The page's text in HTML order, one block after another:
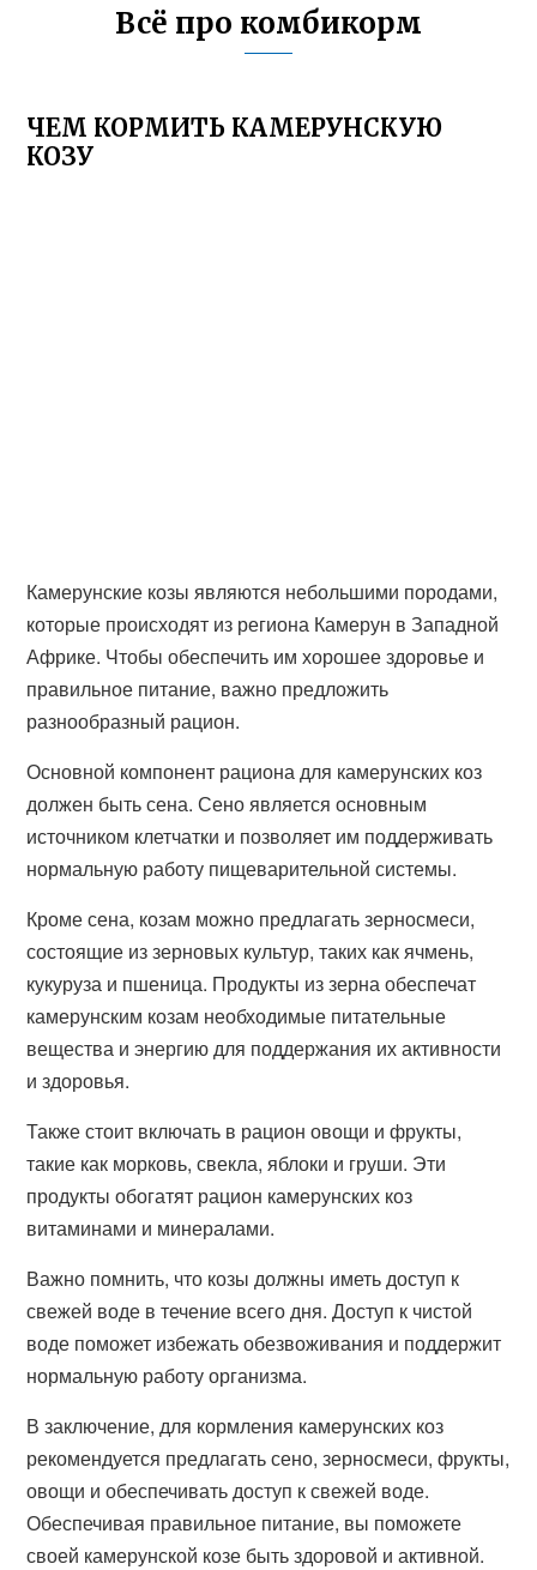
Всё про комбикорм
ЧЕМ КОРМИТЬ КАМЕРУНСКУЮ
КОЗУ
Камерунские козы являются небольшими породами,
которые происходят из региона Камерун в Западной
Африке. Чтобы обеспечить им хорошее здоровье и
правильное питание, важно предложить
разнообразный рацион.
Основной компонент рациона для камерунских коз
должен быть сена. Сено является основным
источником клетчатки и позволяет им поддерживать
нормальную работу пищеварительной системы.
Кроме сена, козам можно предлагать зерносмеси,
состоящие из зерновых культур, таких как ячмень,
кукуруза и пшеница. Продукты из зерна обеспечат
камерунским козам необходимые питательные
вещества и энергию для поддержания их активности
и здоровья.
Также стоит включать в рацион овощи и фрукты,
такие как морковь, свекла, яблоки и груши. Эти
продукты обогатят рацион камерунских коз
витаминами и минералами.
Важно помнить, что козы должны иметь доступ к
свежей воде в течение всего дня. Доступ к чистой
воде поможет избежать обезвоживания и поддержит
нормальную работу организма.
В заключение, для кормления камерунских коз
рекомендуется предлагать сено, зерносмеси, фрукты,
овощи и обеспечивать доступ к свежей воде.
Обеспечивая правильное питание, вы поможете
своей камерунской козе быть здоровой и активной.